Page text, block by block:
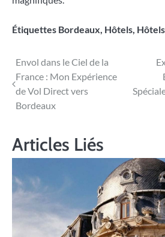
Étiquettes Bordeaux Hôtels
Navigation
de
l’article
Envol dans le Ciel de la
France : Mon Expérience
de Vol Direct vers
Bordeaux
Articles Liés